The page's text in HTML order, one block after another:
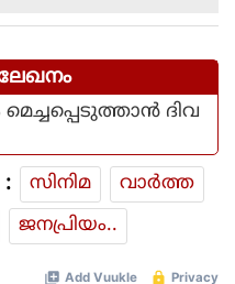
ദിവ
സിനിമ
വാര്‍ത്ത
ജനപ്രിയം..